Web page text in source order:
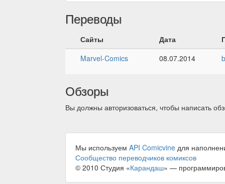
Переводы
Сайты Дата
Marvel-Comics
08.07.2014
Обзоры
Вы должны авторизоваться, чтобы написать
Мы используем API Comicvine для
Сообщество переводчиков комиксов
© 2010 Студия «Карандаш» —